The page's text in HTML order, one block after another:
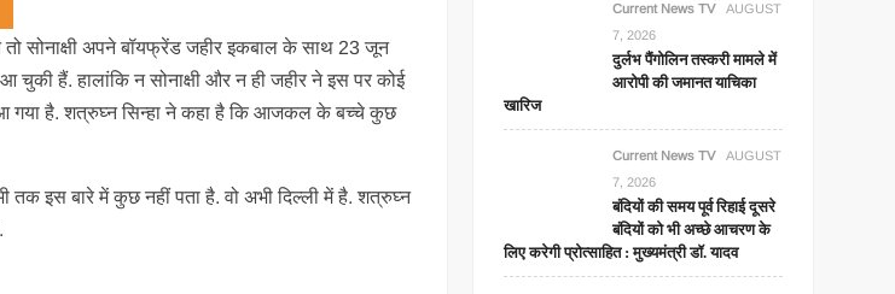
तो सोनाक्षी अपने बॉयफ्रेंड जहीर इकबाल के साथ 23 जून
हैं. हालांकि न सोनाक्षी और न ही जहीर ने इस पर कोई
आ गया है. शत्रुघ्न सिन्हा ने कहा है कि आजकल के बच्चे कुछ
तक इस बारे में कुछ नहीं पता है. वो अभी दिल्ली में है. शत्रुघ्न
Current News TV
AUGUST
7, 2026
दुर्लभ पैंगोलिन तस्करी मामले में
आरोपी की जमानत याचिका
खारिज
Current News TV
AUGUST
7, 2026
बंदियों की समय पूर्व रिहाई दूसरे
बंदियों को भी अच्छे आचरण के
लिए करेगी प्रोत्साहित : मुख्यमंत्री डॉ. यादव